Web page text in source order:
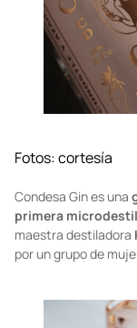
Fotos: cortesía
Condesa Gin es una
primera
maestra destiladora
por un grupo de